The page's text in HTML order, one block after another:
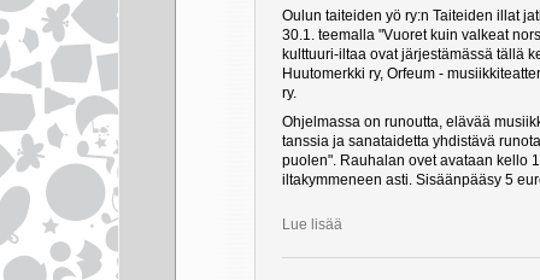
Oulun taiteiden yö ry:n Taiteiden illat
30.1. teemalla "Vuoret kuin valkeat
kulttuuri-iltaa ovat järjestämässä tällä
Huutomerkki ry, Orfeum -
ry.
Ohjelmassa on runoutta, elävää
tanssia ja sanataidetta yhdistävä
puolen". Rauhalan ovet avataan kello
iltakymmeneen asti. Sisäänpääsy 5
Lue lisää